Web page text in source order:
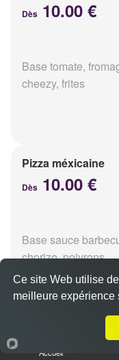
Dès 10.00 €
Base tomate,
cheezy, frites
Pizza méxicaine
Dès 10.00 €
Base sauce
chorizo, poivrons
Accueil
Ce site Web utilise
meilleure expérience